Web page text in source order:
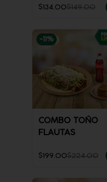
$134.00$149.00
-11 %
COMBO TOÑO
FLAUTAS
$199.00$224.00